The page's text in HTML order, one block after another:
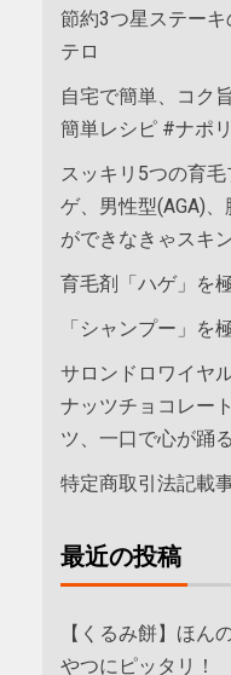
節約3つ星ステー
テロ
自宅で簡単、コク
簡単レシピ #ナポ
スッキリ5つの育
ゲ、男性型(AGA)
ができなきゃスキ
育毛剤「ハゲ」を
「シャンプー」を
サロンドロワイヤ
ナッツチョコレー
ツ、一口で心が踊る
特定商取引法記載
最近の投稿
【くるみ餅】ほん
やつにピッタリ！